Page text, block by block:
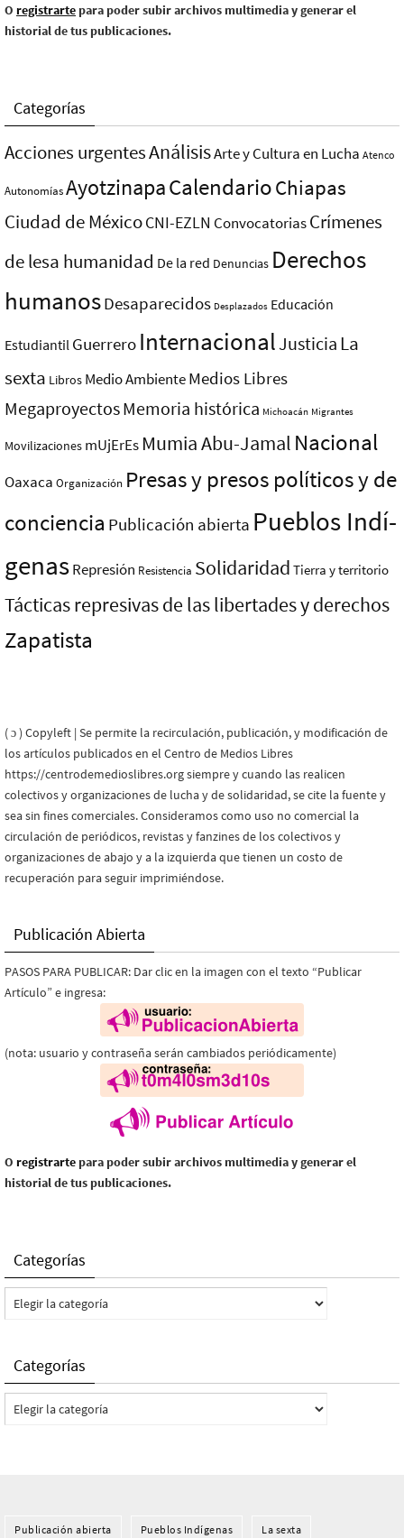
O registrarte para poder subir archivos multimedia y generar el
historial de tus publicaciones.
Categorías
Acciones urgentesAnálisisArte y Cultura en Lucha Atenco
AutonomíasAyotzinapaCalendarioChiapas
Ciudad de MéxicoCNI-EZLN ConvocatoriasCrímenes
de lesa humanidad De la red Denuncias Derechos
humanosDesaparecidos Desplazados Educación
Estudiantil Guerrero InternacionalJusticia La
sexta Libros Medio AmbienteMedios Libres
MegaproyectosMemoria histórica Michoacán Migrantes
Movilizaciones mUjErEs Mumia Abu-Jamal Nacional
Oaxaca Organización Presas y presos polí­ticos y de
conciencia Publicación abierta Pueblos Indí­
genasRepresión Resistencia Solidaridad Tierra y territorio
Tácticas represivas de las libertades y derechos
Zapatista
( ɔ ) Copyleft | Se permite la recirculación, publicación, y modificación de
los artículos publicados en el Centro de Medios Libres
https://centrodemedioslibres.org siempre y cuando las realicen
colectivos y organizaciones de lucha y de solidaridad, se cite la fuente y
sea sin fines comerciales. Consideramos como uso no comercial la
circulación de periódicos, revistas y fanzines de los colectivos y
organizaciones de abajo y a la izquierda que tienen un costo de
recuperación para seguir imprimiéndose.
Publicación Abierta
PASOS PARA PUBLICAR: Dar clic en la imagen con el texto “Publicar
Artículo” e ingresa:
(nota: usuario y contraseña serán cambiados periódicamente)
O registrarte para poder subir archivos multimedia y generar el
historial de tus publicaciones.
Categorías
Categorías
Categorías
Categorías
Publicación abierta Pueblos Indí­genas La sexta